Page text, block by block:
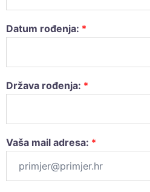
Datum rođenja: *
Država rođenja: *
Vaša mail adresa: *